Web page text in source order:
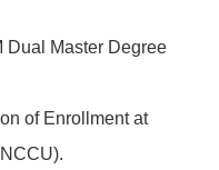
Dual Master Degree
of Enrollment at